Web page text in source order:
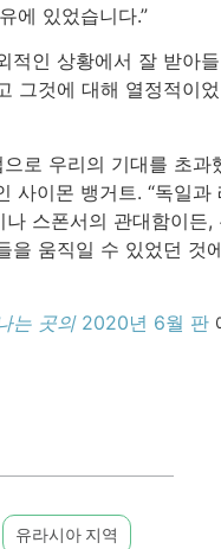
에 있었습니다.”
적인 상황에서 잘 받아
그것에 대해 열정적이
로 우리의 기대를 초과
사이몬 뱅거트. “독일과
스폰서의 관대함이든,
을 움직일 수 있었던 것
는 곳의2020년 6월 판
유라시아 지역